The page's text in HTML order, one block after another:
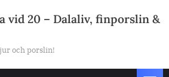
vid 20 – Dalaliv, finporslin &
och porslin!